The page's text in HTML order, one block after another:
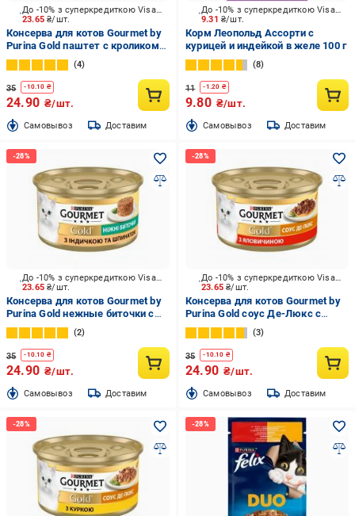
23.65₴/шт.
До -10% з суперкредиткою Visa Вигода
Консерва для котов Gourmet by
Purina Gold паштет с кроликом
85 г
4
35 -10.10 ₴
24.90 ₴/шт.
Cамовывоз Доставим
9.31 ₴/шт.
До -10% з суперкредиткою Visa Вигода
Корм Леопольд Ассорти с
курицей и индейкой в желе 100 г
8
11 -1.20 ₴
9.80 ₴/шт.
Cамовывоз Доставим
23.65₴/шт.
До -10% з суперкредиткою Visa Вигода
Консерва для котов Gourmet by
Purina Gold нежные биточки с
индейкой и шпинатом 85 г
2
35 -10.10 ₴
24.90 ₴/шт.
Cамовывоз Доставим
23.65₴/шт.
До -10% з суперкредиткою Visa Вигода
Консерва для котов Gourmet by
Purina Gold соус Де-Люкс с
говядиной 85 г
3
35 -10.10 ₴
24.90 ₴/шт.
Cамовывоз Доставим